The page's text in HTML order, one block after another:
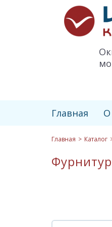
Итиль-
Комплект
logo
Главная О
Главная Каталог